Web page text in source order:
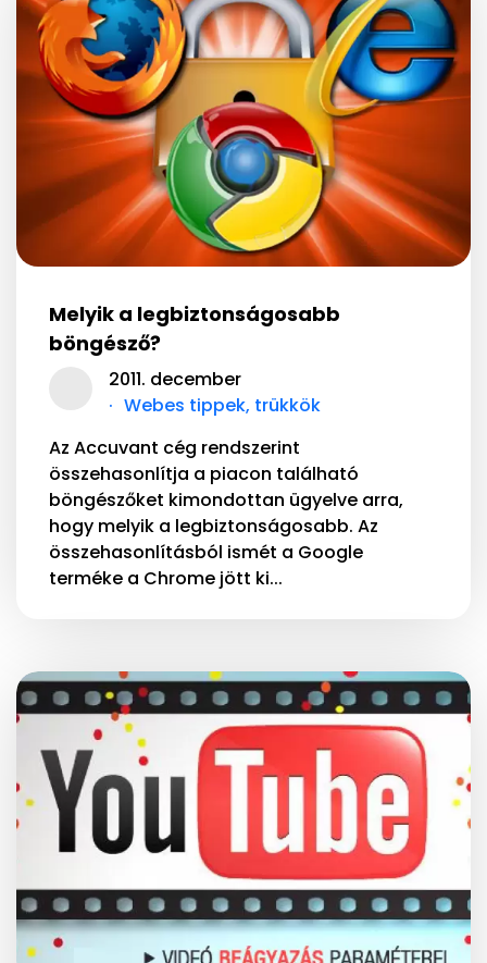
Melyik a legbiztonságosabb
böngésző?
2011. december
Webes tippek, trükkök
Az Accuvant cég rendszerint
összehasonlítja a piacon található
böngészőket kimondottan ügyelve arra,
hogy melyik a legbiztonságosabb. Az
összehasonlításból ismét a Google
terméke a Chrome jött ki...